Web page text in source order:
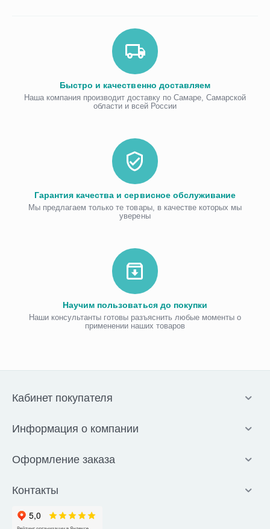
Быстро и качественно доставляем
Наша компания производит доставку по Самаре, Самарской
области и всей России
Гарантия качества и сервисное обслуживание
Мы предлагаем только те товары, в качестве которых мы
уверены
Научим пользоваться до покупки
Наши консультанты готовы разъяснить любые моменты о
применении наших товаров
Кабинет покупателя
Информация о компании
Оформление заказа
Контакты